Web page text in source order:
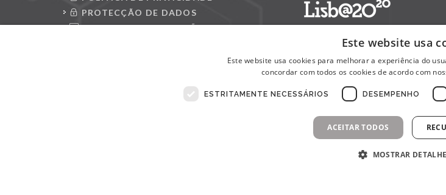
PROTECÇÃO DE DADOS
CONSULTAR REQUISIÇÕES
Este website usa
Este website usa cookies para melhorar a experiência do
concordar com todos os cookies de acordo com
ESTRITAMENTE NECESSÁRIOS DESEMPENHO
ACEITAR TODOS
MOSTRAR